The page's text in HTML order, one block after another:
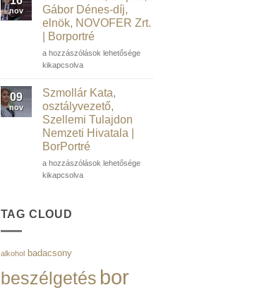
Borportré
bejegyzéshez
társalapító,
Salarify
|
Borportré
bejegyzéshez
nov
Gábor Dénes-díj,
elnök, NOVOFER Zrt.
| Borportré
Jamrik
Péter,
Gábor
Dénes-
díj,
elnök,
NOVOFER
Zrt.
|
Borportré
a hozzászólások lehetősége
kikapcsolva
09
nov
Szmollár Kata,
osztályvezető,
Szellemi Tulajdon
Nemzeti Hivatala |
BorPortré
Szmollár
Kata,
Tulajdon
BorPortré
bejegyzéshez
a hozzászólások lehetősége
kikapcsolva
TAG CLOUD
alkohol badacsony
beszélgetés bor